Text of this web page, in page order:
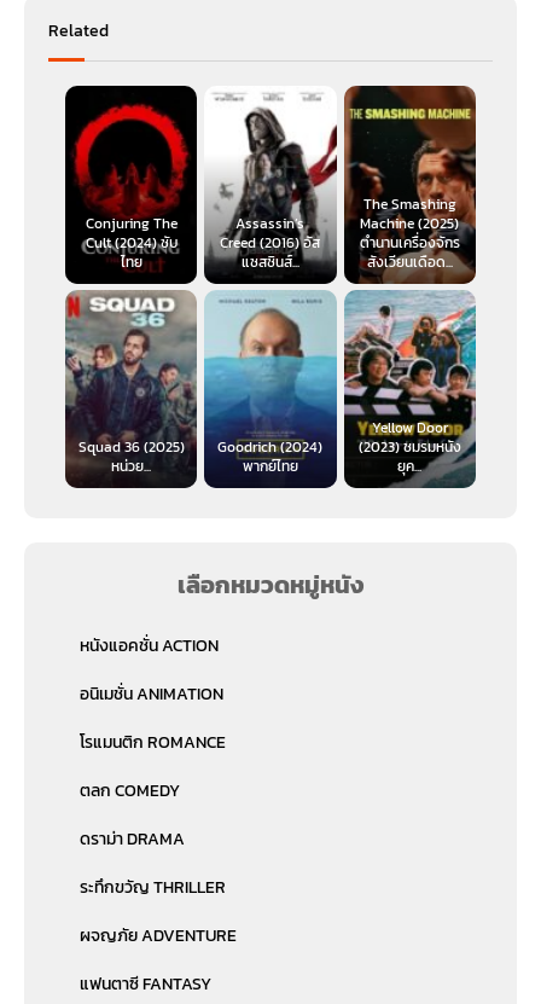
Related
Conjuring The
Cult (2024) ซับ
ไทย
Assassin’s
Creed (2016) อัส
แซสซินส์...
The Smashing
Machine (2025)
ตำนานเครื่องจักร
สังเวียนเดือด...
Squad 36 (2025)
หน่วย...
Goodrich (2024)
พากย์ไทย
Yellow Door
(2023) ชมรมหนัง
ยุค...
เลือกหมวดหมู่หนัง
หนังแอคชั่น ACTION
อนิเมชั่น ANIMATION
โรแมนติก ROMANCE
ตลก COMEDY
ดราม่า DRAMA
ระทึกขวัญ THRILLER
ผจญภัย ADVENTURE
แฟนตาซี FANTASY